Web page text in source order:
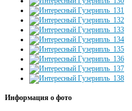
Информация о фото